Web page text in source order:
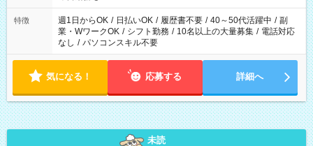
特徴 週1日からOK / 日払いOK / 履歴書不要 / 40～50代活躍中 / 副
業・WワークOK / シフト勤務 / 10名以上の大量募集 / 電話対応
なし / パソコンスキル不要
気になる！ 応募する 詳細へ
未読